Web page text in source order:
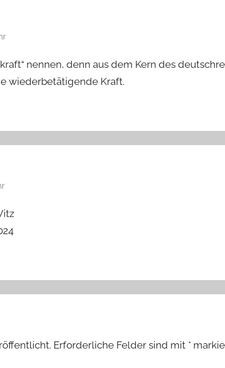
nennen, denn aus dem Kern des
wiederbetätigende Kraft.
Erforderliche Felder sind mit *